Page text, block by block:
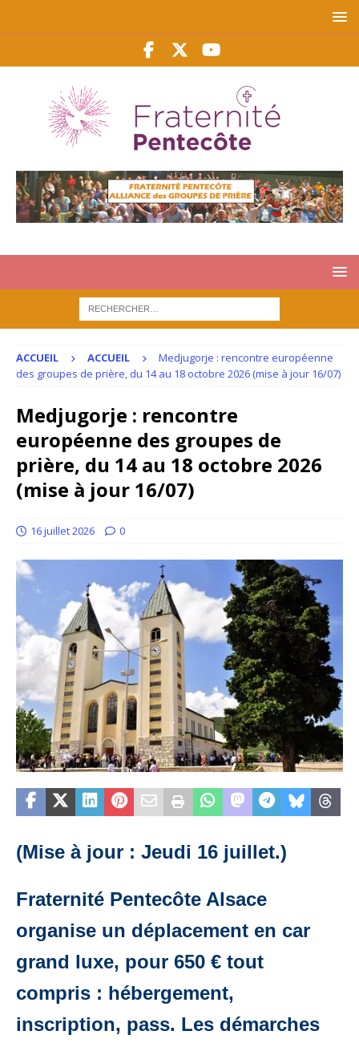
ACCUEIL ACCUEIL
Medjugorje : rencontre européenne
des groupes de prière, du 14 au 18 octobre 2026 (mise à jour 16/07)
Medjugorje : rencontre
européenne des groupes de
prière, du 14 au 18 octobre 2026
(mise à jour 16/07)
16 juillet 2026 0
(Mise à jour : Jeudi 16 juillet.)
Fraternité Pentecôte Alsace
organise un déplacement en car
grand luxe, pour 650 € tout
compris : hébergement,
inscription, pass. Les démarches